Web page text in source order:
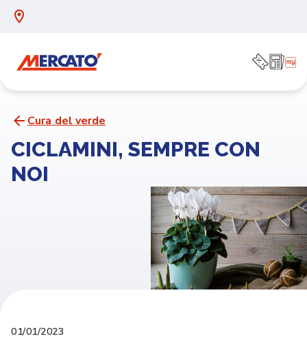
Cura del verde
CICLAMINI, SEMPRE CON
NOI
01/01/2023